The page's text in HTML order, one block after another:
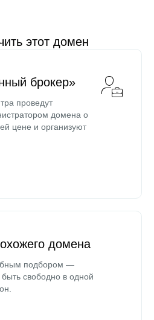
этот домен
брокер»
проведут
домена о
цене и организуют
домена
подбором —
свободно в одной